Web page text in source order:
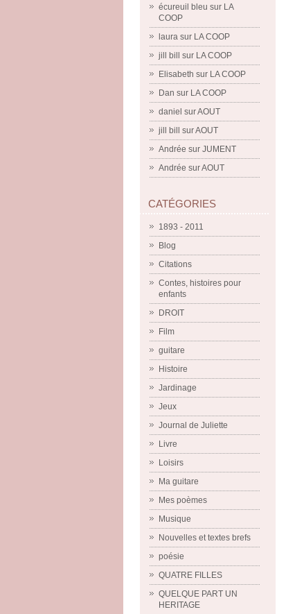
écureuil bleu sur LA
COOP
laura sur LA COOP
jill bill
sur LA COOP
Elisabeth sur LA COOP
Dan sur LA COOP
daniel surAOUT
jill bill
surAOUT
Andrée sur JUMENT
Andrée surAOUT
CATÉGORIES
1893 - 2011
Blog
Citations
Contes, histoires pour
enfants
DROIT
Film
guitare
Histoire
Jardinage
Jeux
Journal de Juliette
Livre
Loisirs
Ma guitare
Mes poèmes
Musique
Nouvelles et textes brefs
poésie
QUATRE FILLES
QUELQUE PART UN
HERITAGE